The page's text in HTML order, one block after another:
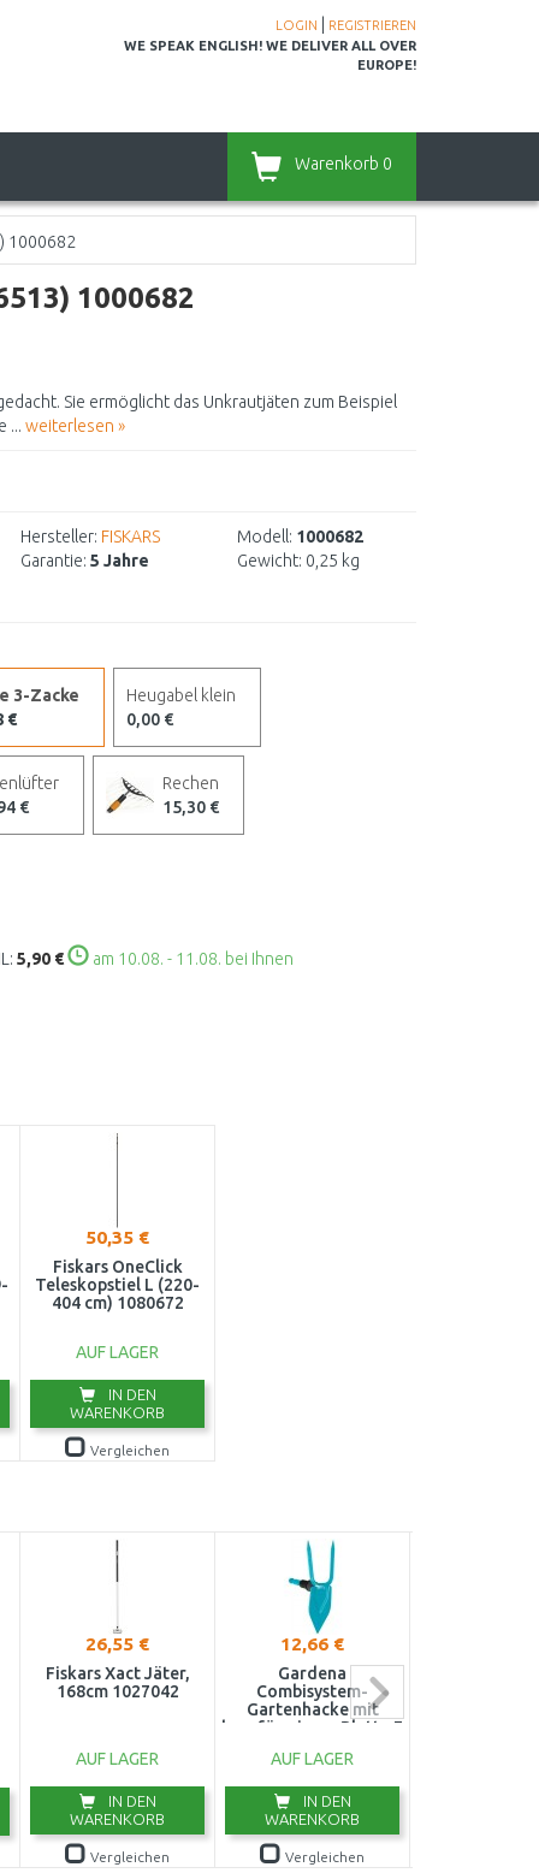
LOGIN
REGISTRIEREN
WE SPEAK ENGLISH! WE DELIVER ALL OVER
EUROPE!
Warenkorb 0
1000682
1000682
Sie ermöglicht das Unkrautjäten zum Beispiel
... weiterlesen »
Hersteller: FISKARS
Garantie: 5 Jahre
Modell: 1000682
Gewicht: 0,25 kg
3-Zacke
€
Heugabel klein
0,00 €
€
Rechen
15,30 €
5,90 € am 10.08. - 11.08. bei Ihnen
50,35 €
Fiskars OneClick
Teleskopstiel L (220-
404 cm) 1080672
AUF LAGER
IN DEN
WARENKORB
Vergleichen
26,55 €
Fiskars Xact Jäter,
168cm 1027042
AUF LAGER
IN DEN
WARENKORB
Vergleichen
12,66 €
Gardena
Combisystem-
Gartenhacke mit
herzförmigem Blatte 7
AUF LAGER
IN DEN
WARENKORB
Vergleichen